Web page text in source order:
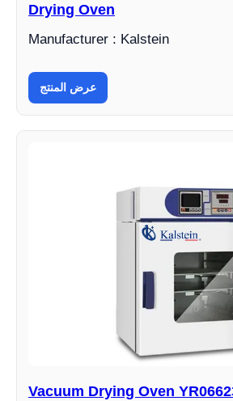
Drying Oven
Manufacturer : Kalstein
عرض المنتج
Vacuum Drying Oven